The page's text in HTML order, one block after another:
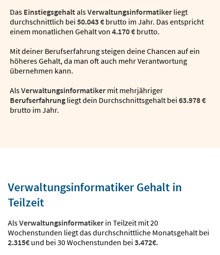
Das EinstiegsgehaltalsVerwaltungsinformatiker liegt
durchschnittlich bei 50.043 € brutto im Jahr. Das entspricht
einem monatlichen Gehalt von 4.170 € brutto.
Mit deiner Berufserfahrung steigen deine Chancen auf ein
höheres Gehalt, da man oft auch mehr Verantwortung
übernehmen kann.
AlsVerwaltungsinformatiker mit mehrjähriger
Berufserfahrung liegt dein Durchschnittsgehalt bei 63.978 €
brutto im Jahr.
Verwaltungsinformatiker Gehalt in
Teilzeit
AlsVerwaltungsinformatiker in Teilzeit mit 20
Wochenstunden liegt das durchschnittliche Monatsgehalt bei
2.315€ und bei 30 Wochenstunden bei 3.472€.